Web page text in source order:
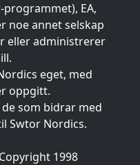
EA,
noe annet selskap
eller administrerer
eget, med
oppgitt.
som bidrar med
Swtor Nordics.
1998